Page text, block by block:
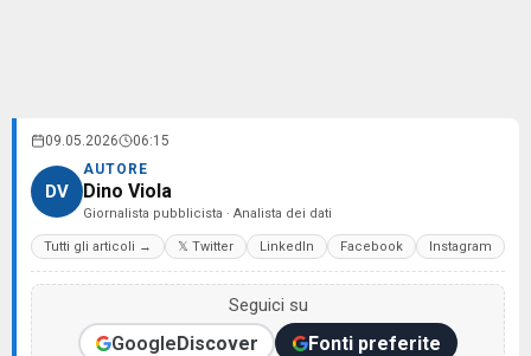
09.05.2026 06:15
DV
AUTORE
Dino Viola
Giornalista pubblicista · Analista dei dati
Tutti gli articoli → 𝕏 Twitter LinkedIn Facebook Instagram
Seguici su
GoogleDiscover Fonti preferite